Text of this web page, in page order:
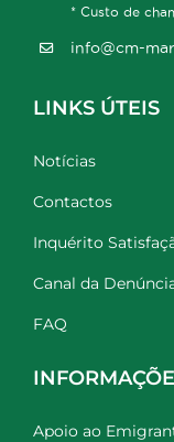
* Custo de
info@cm-
LINKS ÚTEIS
Notícias
Contactos
Inquérito
Canal da
FAQ
Apoio ao